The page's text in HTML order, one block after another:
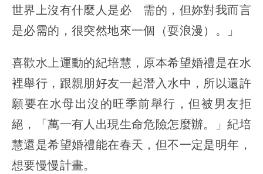
世界上沒有什麼人是必 需的，但妳對我而言
是必需的，很突然地來一個（耍浪漫）。」
喜歡水上運動的紀培慧，原本希望婚禮是在水
裡舉行，跟親朋好友一起潛入水中，所以還許
願要在水母出沒的旺季前舉行，但被男友拒
絕，「萬一有人出現生命危險怎麼辦。」紀培
慧還是希望婚禮能在春天，但不一定是明年，
想要慢慢計畫。